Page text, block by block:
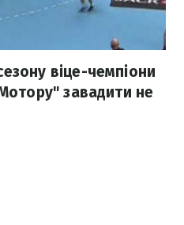
віце-чемпіони
завадити не